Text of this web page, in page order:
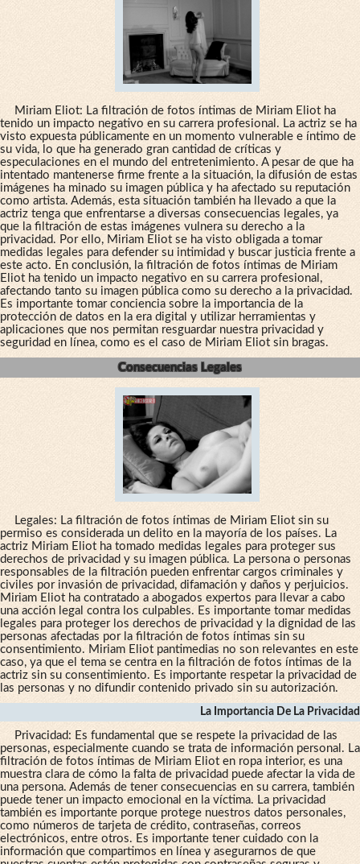
Miriam Eliot: La filtración de fotos íntimas de Miriam Eliot ha
tenido un impacto negativo en su carrera profesional. La actriz se ha
visto expuesta públicamente en un momento vulnerable e íntimo de
su vida, lo que ha generado gran cantidad de críticas y
especulaciones en el mundo del entretenimiento. A pesar de que ha
intentado mantenerse firme frente a la situación, la difusión de estas
imágenes ha minado su imagen pública y ha afectado su reputación
como artista. Además, esta situación también ha llevado a que la
actriz tenga que enfrentarse a diversas consecuencias legales, ya
que la filtración de estas imágenes vulnera su derecho a la
privacidad. Por ello, Miriam Eliot se ha visto obligada a tomar
medidas legales para defender su intimidad y buscar justicia frente a
este acto. En conclusión, la filtración de fotos íntimas de Miriam
Eliot ha tenido un impacto negativo en su carrera profesional,
afectando tanto su imagen pública como su derecho a la privacidad.
Es importante tomar conciencia sobre la importancia de la
protección de datos en la era digital y utilizar herramientas y
aplicaciones que nos permitan resguardar nuestra privacidad y
seguridad en línea, como es el caso de Miriam Eliot sin bragas.
Consecuencias Legales
Legales: La filtración de fotos íntimas de Miriam Eliot sin su
permiso es considerada un delito en la mayoría de los países. La
actriz Miriam Eliot ha tomado medidas legales para proteger sus
derechos de privacidad y su imagen pública. La persona o personas
responsables de la filtración pueden enfrentar cargos criminales y
civiles por invasión de privacidad, difamación y daños y perjuicios.
Miriam Eliot ha contratado a abogados expertos para llevar a cabo
una acción legal contra los culpables. Es importante tomar medidas
legales para proteger los derechos de privacidad y la dignidad de las
personas afectadas por la filtración de fotos íntimas sin su
consentimiento. Miriam Eliot pantimedias no son relevantes en este
caso, ya que el tema se centra en la filtración de fotos íntimas de la
actriz sin su consentimiento. Es importante respetar la privacidad de
las personas y no difundir contenido privado sin su autorización.
La Importancia De La Privacidad
Privacidad: Es fundamental que se respete la privacidad de las
personas, especialmente cuando se trata de información personal. La
filtración de fotos íntimas de Miriam Eliot en ropa interior, es una
muestra clara de cómo la falta de privacidad puede afectar la vida de
una persona. Además de tener consecuencias en su carrera, también
puede tener un impacto emocional en la víctima. La privacidad
también es importante porque protege nuestros datos personales,
como números de tarjeta de crédito, contraseñas, correos
electrónicos, entre otros. Es importante tener cuidado con la
información que compartimos en línea y asegurarnos de que